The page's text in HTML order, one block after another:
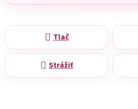
Tlač
Strážiť